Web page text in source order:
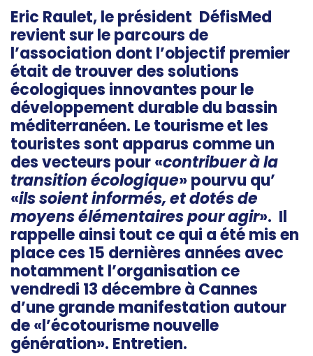
Eric Raulet, le président DéfisMed
revient sur le parcours de
l’association dont l’objectif premier
était de trouver des solutions
écologiques innovantes pour le
développement durable du bassin
méditerranéen. Le tourisme et les
touristes sont apparus comme un
des vecteurs pour «contribuer à la
transition écologique» pourvu qu’
«ils soient informés, et dotés de
moyens élémentaires pour agir». Il
rappelle ainsi tout ce qui a été mis en
place ces 15 dernières années avec
notamment l’organisation ce
vendredi 13 décembre à Cannes
d’une grande manifestation autour
de «l’écotourisme nouvelle
génération». Entretien.